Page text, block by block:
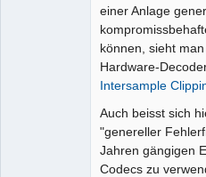
einer Anlage
können, sieht
Hardware-
Intersample
Auch beisst sich
"genereller
Jahren gängigen
Codecs zu